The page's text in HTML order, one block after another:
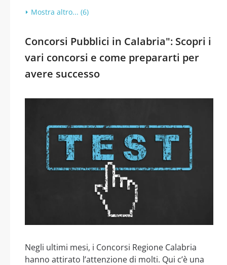
Mostra altro... (6)
Concorsi Pubblici in Calabria": Scopri i
vari concorsi e come prepararti per
avere successo
Negli ultimi mesi, i Concorsi Regione Calabria
hanno attirato l’attenzione di molti. Qui c’è una